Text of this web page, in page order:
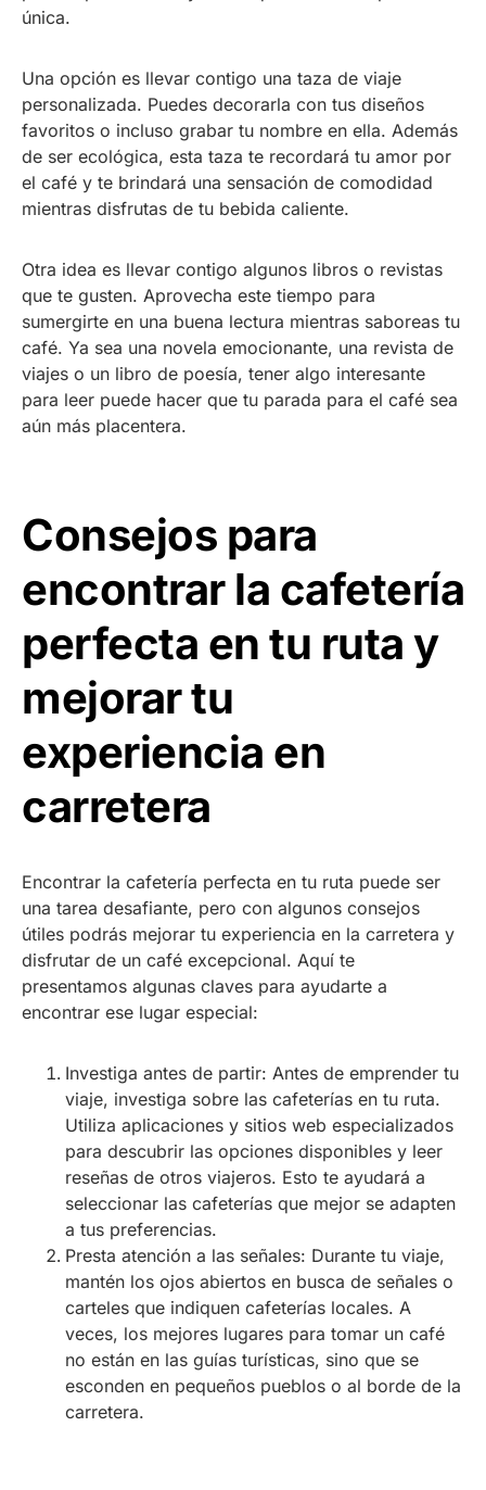
única.
Una opción es llevar contigo una taza de viaje
personalizada. Puedes decorarla con tus diseños
favoritos o incluso grabar tu nombre en ella. Además
de ser ecológica, esta taza te recordará tu amor por
el café y te brindará una sensación de comodidad
mientras disfrutas de tu bebida caliente.
Otra idea es llevar contigo algunos libros o revistas
que te gusten. Aprovecha este tiempo para
sumergirte en una buena lectura mientras saboreas tu
café. Ya sea una novela emocionante, una revista de
viajes o un libro de poesía, tener algo interesante
para leer puede hacer que tu parada para el café sea
aún más placentera.
Consejos para
encontrar la cafetería
perfecta en tu ruta y
mejorar tu
experiencia en
carretera
Encontrar la cafetería perfecta en tu ruta puede ser
una tarea desafiante, pero con algunos consejos
útiles podrás mejorar tu experiencia en la carretera y
disfrutar de un café excepcional. Aquí te
presentamos algunas claves para ayudarte a
encontrar ese lugar especial:
Investiga antes de partir: Antes de emprender tu
viaje, investiga sobre las cafeterías en tu ruta.
Utiliza aplicaciones y sitios web especializados
para descubrir las opciones disponibles y leer
reseñas de otros viajeros. Esto te ayudará a
seleccionar las cafeterías que mejor se adapten
a tus preferencias.
Presta atención a las señales: Durante tu viaje,
mantén los ojos abiertos en busca de señales o
carteles que indiquen cafeterías locales. A
veces, los mejores lugares para tomar un café
no están en las guías turísticas, sino que se
esconden en pequeños pueblos o al borde de la
carretera.